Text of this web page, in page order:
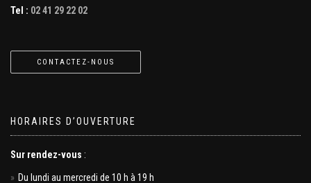
Tel : 02 41 29 22 02
CONTACTEZ-NOUS
HORAIRES D’OUVERTURE
Sur rendez-vous :
Du lundi au mercredi de 10 h à 19 h